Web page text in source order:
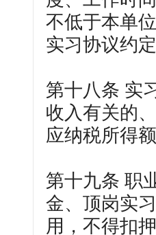
不低于本单
实习协议约
第十八条 实
收入有关的
应纳税所得
第十九条 职
金、顶岗实
用，不得扣